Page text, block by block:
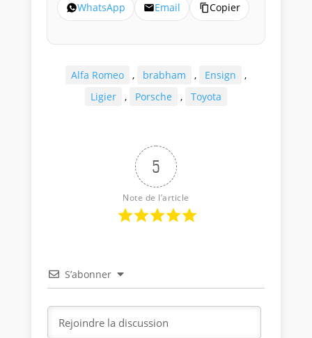
WhatsApp
Email Copier
Alfa Romeo , brabham , Ensign
,
Ligier
, Porsche , Toyota
5
Note de l’article
S’abonner